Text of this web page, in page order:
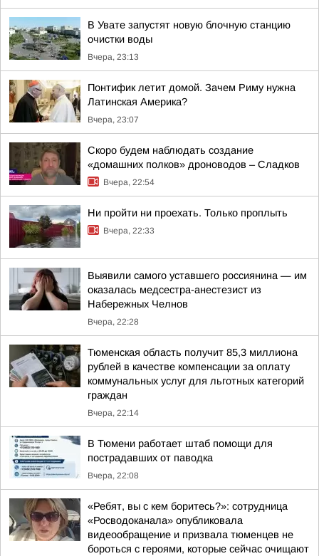
В Увате запустят новую блочную станцию
очистки воды
Вчера, 23:13
Понтифик летит домой. Зачем Риму нужна
Латинская Америка?
Вчера, 23:07
Скоро будем наблюдать создание
«домашних полков» дроноводов – Сладков
Вчера, 22:54
Ни пройти ни проехать. Только проплыть
Вчера, 22:33
Выявили самого уставшего россиянина — им
оказалась медсестра-анестезист из
Набережных Челнов
Вчера, 22:28
Тюменская область получит 85,3 миллиона
рублей в качестве компенсации за оплату
коммунальных услуг для льготных категорий
граждан
Вчера, 22:14
В Тюмени работает штаб помощи для
пострадавших от паводка
Вчера, 22:08
«Ребят, вы с кем боритесь?»: сотрудница
«Росводоканала» опубликовала
видеообращение и призвала тюменцев не
бороться с героями, которые сейчас очищают